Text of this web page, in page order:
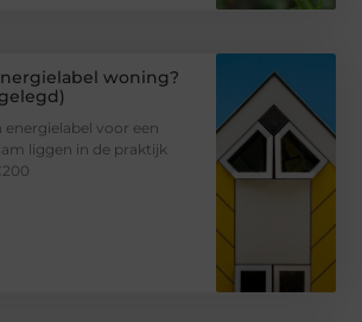
woning?
energielabel voor een
liggen in de praktijk